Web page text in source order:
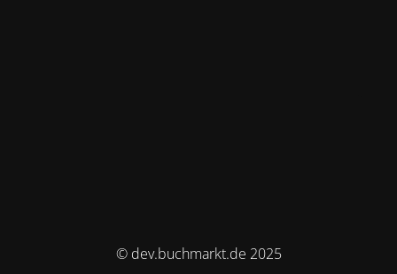
© dev.buchmarkt.de 2025